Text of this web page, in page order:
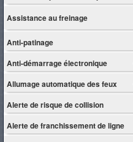
Assistance au freinage
Anti-patinage
Anti-démarrage électronique
Allumage automatique des feux
Alerte de risque de collision
Alerte de franchissement de ligne